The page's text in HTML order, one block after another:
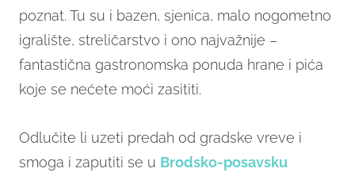
poznat. Tu su i bazen, sjenica, malo nogometno
igralište, streličarstvo i ono najvažnije –
fantastična gastronomska ponuda hrane i pića
koje se nećete moći zasititi.
Odlučite li uzeti predah od gradske vreve i
smoga i zaputiti se u Brodsko-posavsku